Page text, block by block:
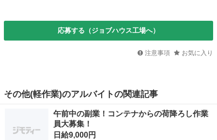
応募する（ジョブハウス工場へ）
注意事項 お気に入り
その他(軽作業)のアルバイトの関連記事
午前中の副業！コンテナからの荷降ろし作業
員大募集！
日給9,000円